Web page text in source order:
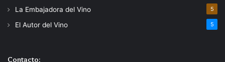
La Embajadora del Vino 5
El Autor del Vino 5
Contacto: